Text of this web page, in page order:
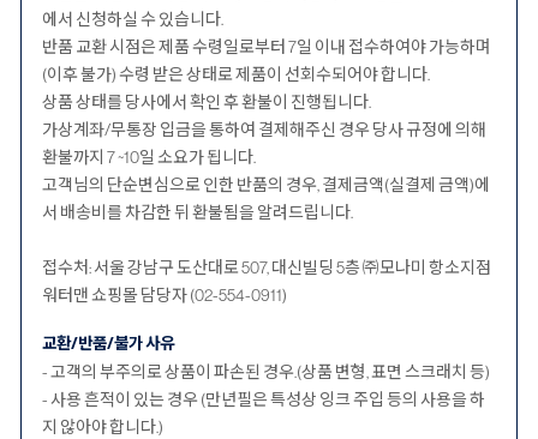
에서 신청하실 수 있습니다.
반품 교환 시점은 제품 수령일로부터 7일 이내 접수하여야 가능하며
(이후 불가) 수령 받은 상태로 제품이 선회수되어야 합니다.
상품 상태를 당사에서 확인 후 환불이 진행됩니다.
가상계좌/무통장 입금을 통하여 결제해주신 경우 당사 규정에 의해
환불까지 7 ~10일 소요가 됩니다.
고객님의 단순변심으로 인한 반품의 경우, 결제금액(실결제 금액)에
서 배송비를 차감한 뒤 환불됨을 알려드립니다.
접수처: 서울 강남구 도산대로 507, 대신빌딩 5층 ㈜모나미 항소지점
워터맨 쇼핑몰 담당자 (02-554-0911)
교환/반품/불가 사유
- 고객의 부주의로 상품이 파손된 경우.(상품 변형, 표면 스크래치 등)
- 사용 흔적이 있는 경우 (만년필은 특성상 잉크 주입 등의 사용을 하
지 않아야 합니다.)